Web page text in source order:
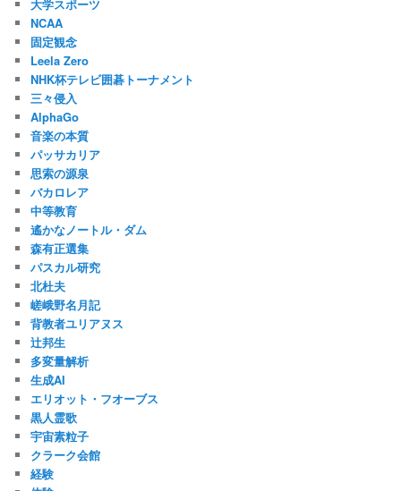
大学スポーツ
NCAA
固定観念
Leela Zero
NHK杯テレビ囲碁トーナメント
三々侵入
AlphaGo
音楽の本質
パッサカリア
思索の源泉
バカロレア
中等教育
遙かなノートル・ダム
森有正選集
パスカル研究
北杜夫
嵯峨野名月記
背教者ユリアヌス
辻邦生
多変量解析
生成AI
エリオット・フオーブス
黒人霊歌
宇宙素粒子
クラーク会館
経験